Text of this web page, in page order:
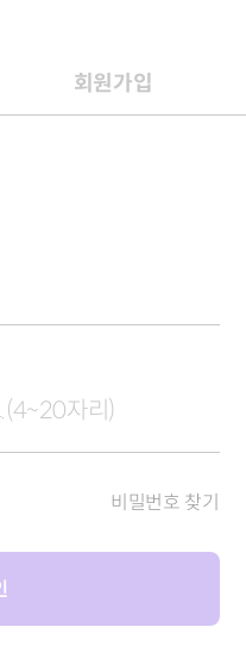
회원가입
비밀번호 찾기